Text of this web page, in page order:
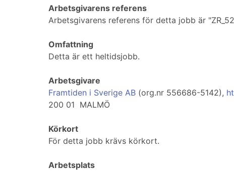
Arbetsgivarens referens
Arbetsgivarens referens för detta jobb är
Omfattning
Detta är ett heltidsjobb.
Arbetsgivare
Framtiden i Sverige AB (org.nr 556686-5142),
200 01 MALMÖ
Körkort
För detta jobb krävs körkort.
Arbetsplats